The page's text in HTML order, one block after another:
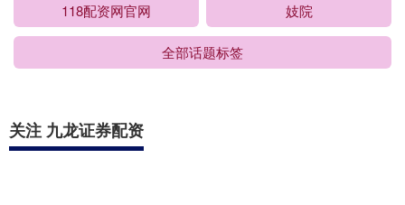
118配资网官网 妓院
全部话题标签
关注 九龙证券配资